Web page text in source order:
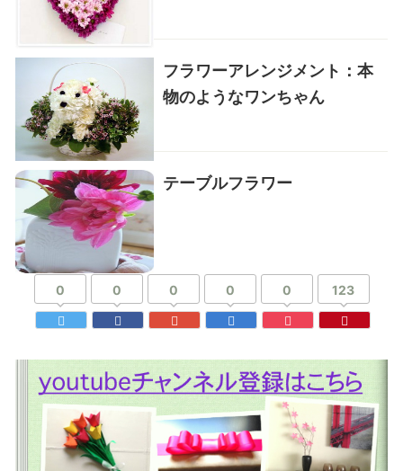
フラワーアレンジメント：本
物のようなワンちゃん
テーブルフラワー
0 0 0 0 0 123